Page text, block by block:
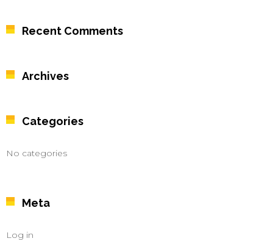
Recent Comments
Archives
Categories
No categories
Meta
Log in